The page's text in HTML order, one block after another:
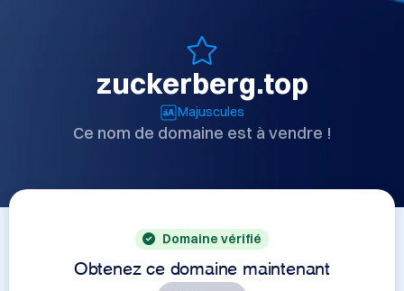
zuckerberg.top
Majuscules
Ce nom de domaine est à vendre !
Domaine vérifié
Obtenez ce domaine maintenant